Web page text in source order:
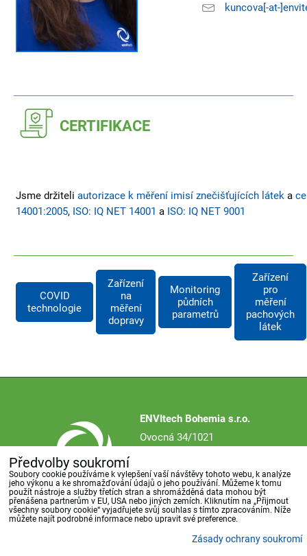
kuncova[-at-
CERTIFIKACE
Jsme držiteli autorizace k měření imisí znečišťujících látek a
14001:2005, ISO: IQ NET 14001 a ISO: IQ NET 9001
COVID
technologie
Zařízení
na
měření
dopravy
Monitoring
půdních
parametrů
Zařízení
pro
měření
pachových
látek
ENVItech Bohemia s.r.o.
Ovocná 34/1021
Česká republika
Novinky Akce Kontakt
Předvolby soukromí
Soubory cookie používáme k vylepšení vaší návštěvy tohoto webu, k analýze
jeho výkonu a ke shromažďování údajů o jeho používání. Můžeme k tomu
použít nástroje a služby třetích stran a shromážděná data mohou být
přenášena partnerům v EU, USA nebo jiných zemích. Kliknutím na „Přijmout
všechny soubory cookie“ vyjadřujete svůj souhlas s tímto zpracováním. Níže
můžete najít podrobné informace nebo upravit své preference.
Zásady ochrany soukromí